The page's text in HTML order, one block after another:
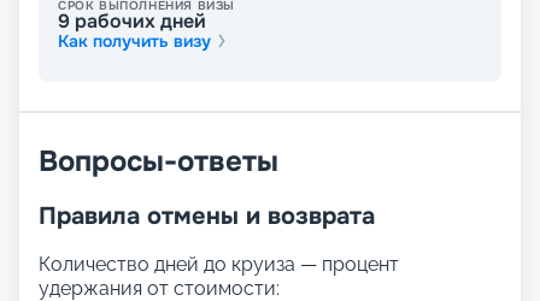
турист может выбрать себе отдых по душе. Для
этого на борту доступны:
просторная солнечная палуба с шезлонгами;
бар ресторан у бассейна и лаунж-бар;
массажный салон;
фитнес-центр с кардиотренажёрами;
СРОК ВЫПОЛНЕНИЯ ВИЗЫ
9 рабочих дней
Как получить визу
Вопросы-ответы
Правила отмены и возврата
Количество дней до круиза — процент
удержания от стоимости: